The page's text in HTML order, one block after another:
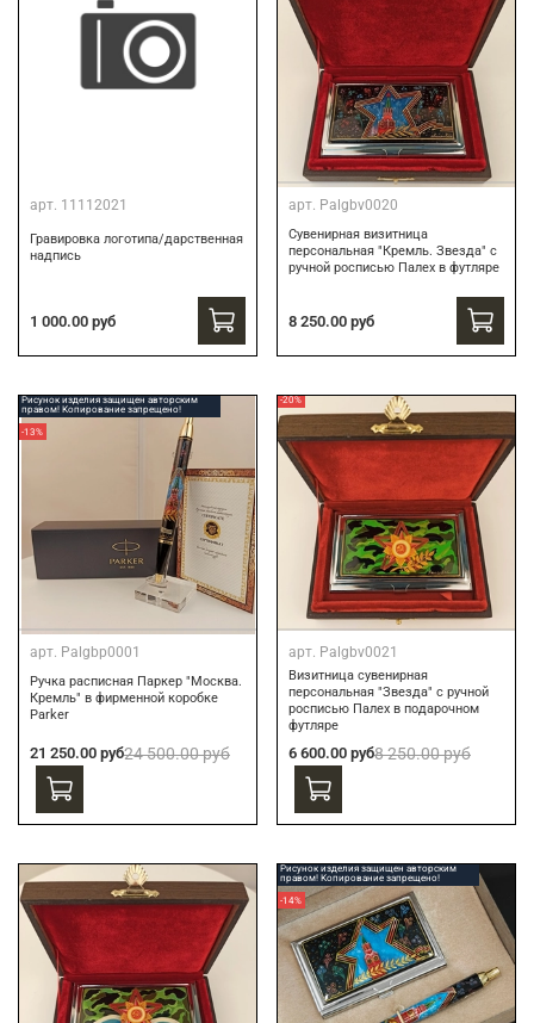
арт. 11112021
Гравировка логотипа/дарственная
надпись
1 000.00 руб
арт. Palgbv0020
Сувенирная визитница
персональная "Кремль. Звезда" с
ручной росписью Палех в футляре
8 250.00 руб
Рисунок изделия защищен авторским
правом! Копирование запрещено!
-13%
арт. Palgbp0001
Ручка расписная Паркер "Москва.
Кремль" в фирменной коробке
Parker
21 250.00 руб24 500.00 руб
-20%
арт. Palgbv0021
Визитница сувенирная
персональная "Звезда" с ручной
росписью Палех в подарочном
футляре
6 600.00 руб8 250.00 руб
Рисунок изделия защищен авторским
правом! Копирование запрещено!
-14%